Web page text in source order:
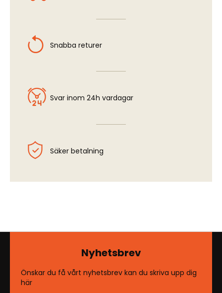
Snabba returer
Svar inom 24h vardagar
Säker betalning
Nyhetsbrev
Önskar du få vårt nyhetsbrev kan du skriva upp dig
här